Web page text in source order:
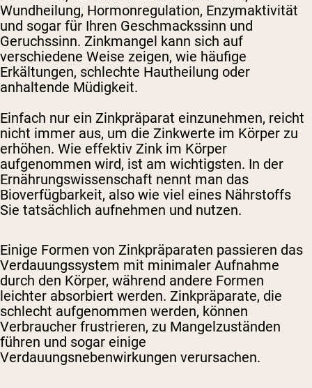
Wundheilung, Hormonregulation, Enzymaktivität
und sogar für Ihren Geschmackssinn und
Geruchssinn. Zinkmangel kann sich auf
verschiedene Weise zeigen, wie häufige
Erkältungen, schlechte Hautheilung oder
anhaltende Müdigkeit.
Einfach nur ein Zinkpräparat einzunehmen, reicht
nicht immer aus, um die Zinkwerte im Körper zu
erhöhen. Wie effektiv Zink im Körper
aufgenommen wird, ist am wichtigsten. In der
Ernährungswissenschaft nennt man das
Bioverfügbarkeit, also wie viel eines Nährstoffs
Sie tatsächlich aufnehmen und nutzen.
Einige Formen von Zinkpräparaten passieren das
Verdauungssystem mit minimaler Aufnahme
durch den Körper, während andere Formen
leichter absorbiert werden. Zinkpräparate, die
schlecht aufgenommen werden, können
Verbraucher frustrieren, zu Mangelzuständen
führen und sogar einige
Verdauungsnebenwirkungen verursachen.